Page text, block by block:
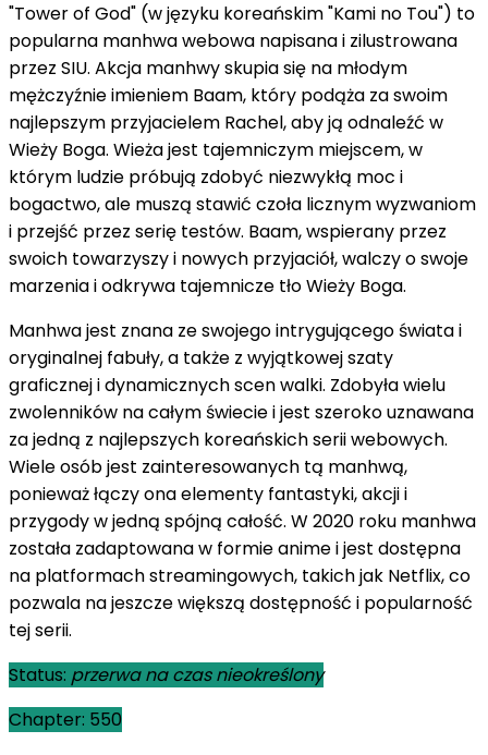
"Tower of God" (w języku koreańskim "Kami no Tou") to
popularna manhwa webowa napisana i zilustrowana
przez SIU. Akcja manhwy skupia się na młodym
mężczyźnie imieniem Baam, który podąża za swoim
najlepszym przyjacielem Rachel, aby ją odnaleźć w
Wieży Boga. Wieża jest tajemniczym miejscem, w
którym ludzie próbują zdobyć niezwykłą moc i
bogactwo, ale muszą stawić czoła licznym wyzwaniom
i przejść przez serię testów. Baam, wspierany przez
swoich towarzyszy i nowych przyjaciół, walczy o swoje
marzenia i odkrywa tajemnicze tło Wieży Boga.
Manhwa jest znana ze swojego intrygującego świata i
oryginalnej fabuły, a także z wyjątkowej szaty
graficznej i dynamicznych scen walki. Zdobyła wielu
zwolenników na całym świecie i jest szeroko uznawana
za jedną z najlepszych koreańskich serii webowych.
Wiele osób jest zainteresowanych tą manhwą,
ponieważ łączy ona elementy fantastyki, akcji i
przygody w jedną spójną całość. W 2020 roku manhwa
została zadaptowana w formie anime i jest dostępna
na platformach streamingowych, takich jak Netflix, co
pozwala na jeszcze większą dostępność i popularność
tej serii.
Status: przerwa na czas nieokreślony
Chapter: 550